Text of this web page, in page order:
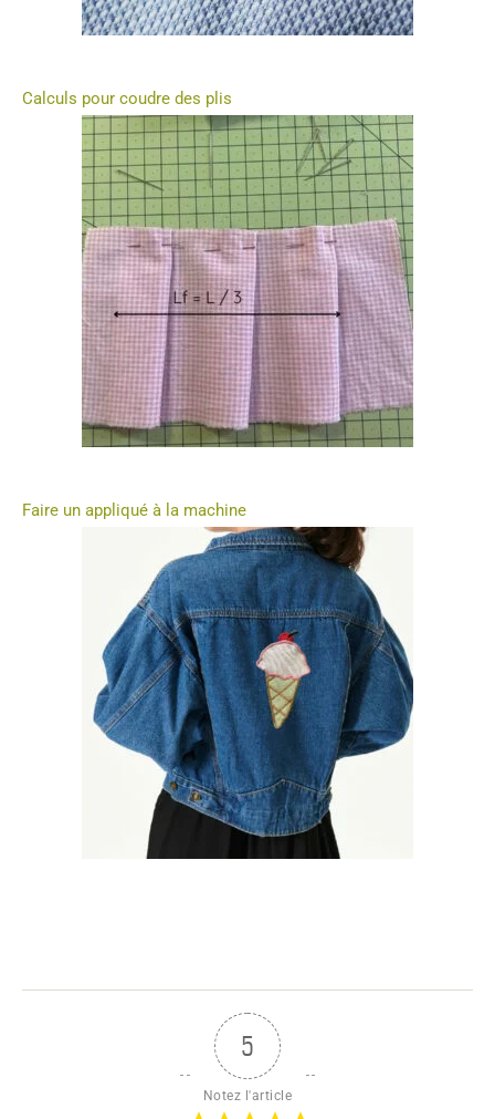
Calculs pour coudre des plis
Faire un appliqué à la machine
5
Notez l'article